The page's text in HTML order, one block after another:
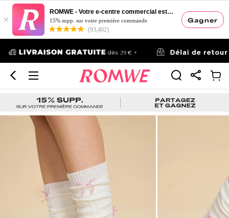
Gagner
×
ROMWE - Votre e-centre commercial esthétique
15% supp. sur votre première commande
(93,402)